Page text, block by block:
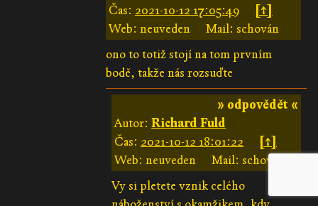
Čas: 2021-10-12 17:05:49
[↑]
Web: neuveden
Mail: schován
ono to totiž stojí na tom prvním
bodě, takže nás rozsuďte
» odpovědět «
Autor:Richard Fuld
Čas: 2021-10-12 18:01:22
[↑]
Web: neuveden
Mail: schován
Vy si pletete vznik celého